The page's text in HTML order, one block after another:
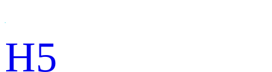
H5